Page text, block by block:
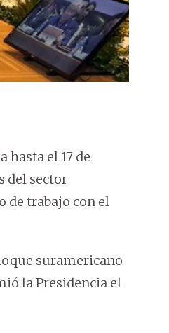
hasta el 17 de
del sector
de trabajo con el
suramericano
la Presidencia el